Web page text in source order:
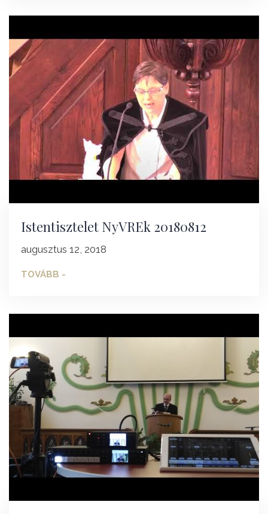
Istentisztelet NyVREk 20180812
augusztus 12, 2018
TOVÁBB -